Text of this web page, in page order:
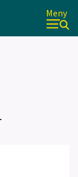
Meny